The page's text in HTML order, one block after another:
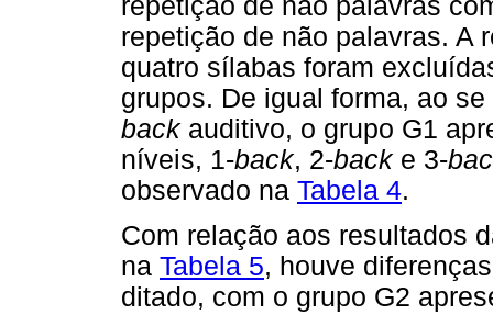
repetição de não palavras
repetição de não palavras. A
quatro sílabas foram
grupos. De igual forma, ao
backauditivo, o grupo G1
níveis, 1-back, 2-back e 3-
observado na Tabela 4.
Com relação aos resultados
na Tabela 5, houve
ditado, com o grupo G2